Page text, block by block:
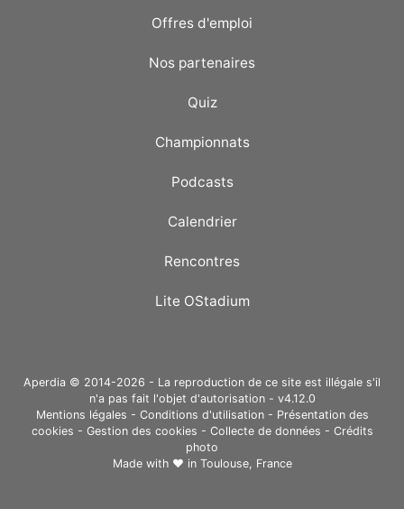
Offres d'emploi
Nos partenaires
Quiz
Championnats
Podcasts
Calendrier
Rencontres
Lite OStadium
Aperdia © 2014-2026 - La reproduction de ce site est illégale s'il
n'a pas fait l'objet d'autorisation - v4.12.0
Mentions légales - Conditions d'utilisation- Présentation des
cookies - Gestion des cookies - Collecte de données - Crédits
photo
Made with ❤ in Toulouse, France